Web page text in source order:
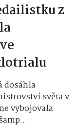
z
dosáhla
světa v
vybojovala